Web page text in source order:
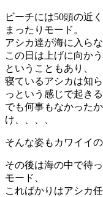
ビーチには50頭の近
まったりモード。
アシカ達が海に入ら
この日は上げに向か
ということもあり、
寝ているアシカは知
っという感じで起きる
でも何事もなかった
け、、、、
そんな姿もカワイイの
その後は海の中で待
モード、
こればかりはアシカ